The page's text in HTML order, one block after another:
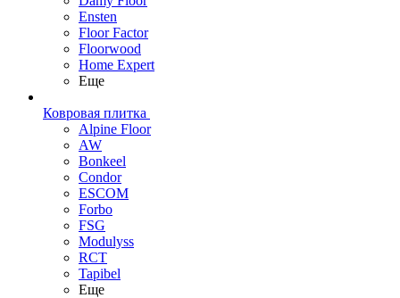
Ensten
Floor Factor
Floorwood
Home Expert
Еще
Ковровая плитка
Alpine Floor
AW
Bonkeel
Condor
ESCOM
Forbo
FSG
Modulyss
RCT
Tapibel
Еще